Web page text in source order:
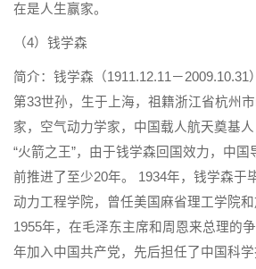
在是人生赢家。
（4）钱学森
简介：钱学森（1911.12.11－2009.10.31
第33世孙，生于上海，祖籍浙江省杭州
家，空气动力学家，中国载人航天奠基人
“火箭之王”，由于钱学森回国效力，中
前推进了至少20年。 1934年，钱学森于
动力工程学院，曾任美国麻省理工学院和
1955年，在毛泽东主席和周恩来总理的
年加入中国共产党，先后担任了中国科